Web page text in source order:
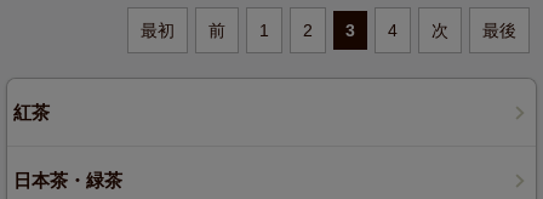
最初 前 1 2 3 4 次 最後
紅茶
日本茶・緑茶